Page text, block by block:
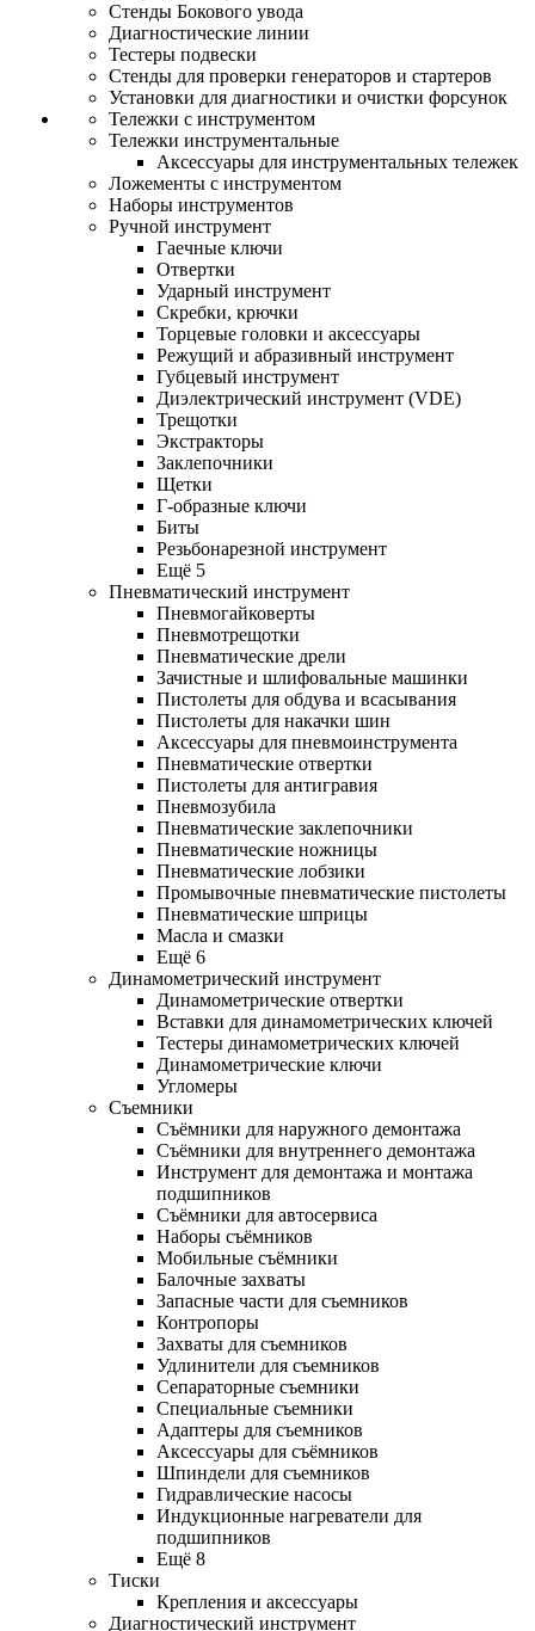
Стенды Бокового увода
Диагностические линии
Тестеры подвески
Стенды для проверки генераторов и стартеров
Установки для диагностики и очистки форсунок
Тележки с инструментом
Тележки инструментальные
Аксессуары для инструментальных тележек
Ложементы с инструментом
Наборы инструментов
Ручной инструмент
Гаечные ключи
Отвертки
Ударный инструмент
Скребки, крючки
Торцевые головки и аксессуары
Режущий и абразивный инструмент
Губцевый инструмент
Диэлектрический инструмент (VDE)
Трещотки
Экстракторы
Заклепочники
Щетки
Г-образные ключи
Биты
Резьбонарезной инструмент
Ещё 5
Пневматический инструмент
Пневмогайковерты
Пневмотрещотки
Пневматические дрели
Зачистные и шлифовальные машинки
Пистолеты для обдува и всасывания
Пистолеты для накачки шин
Аксессуары для пневмоинструмента
Пневматические отвертки
Пистолеты для антигравия
Пневмозубила
Пневматические заклепочники
Пневматические ножницы
Пневматические лобзики
Промывочные пневматические пистолеты
Пневматические шприцы
Масла и смазки
Ещё 6
Динамометрический инструмент
Динамометрические отвертки
Вставки для динамометрических ключей
Тестеры динамометрических ключей
Динамометрические ключи
Угломеры
Съемники
Съёмники для наружного демонтажа
Съёмники для внутреннего демонтажа
Инструмент для демонтажа и монтажа
подшипников
Съёмники для автосервиса
Наборы съёмников
Мобильные съёмники
Балочные захваты
Запасные части для съемников
Контропоры
Захваты для съемников
Удлинители для съемников
Сепараторные съемники
Специальные съемники
Адаптеры для съемников
Аксессуары для съёмников
Шпиндели для съемников
Гидравлические насосы
Индукционные нагреватели для
подшипников
Ещё 8
Тиски
Крепления и аксессуары
Диагностический инструмент